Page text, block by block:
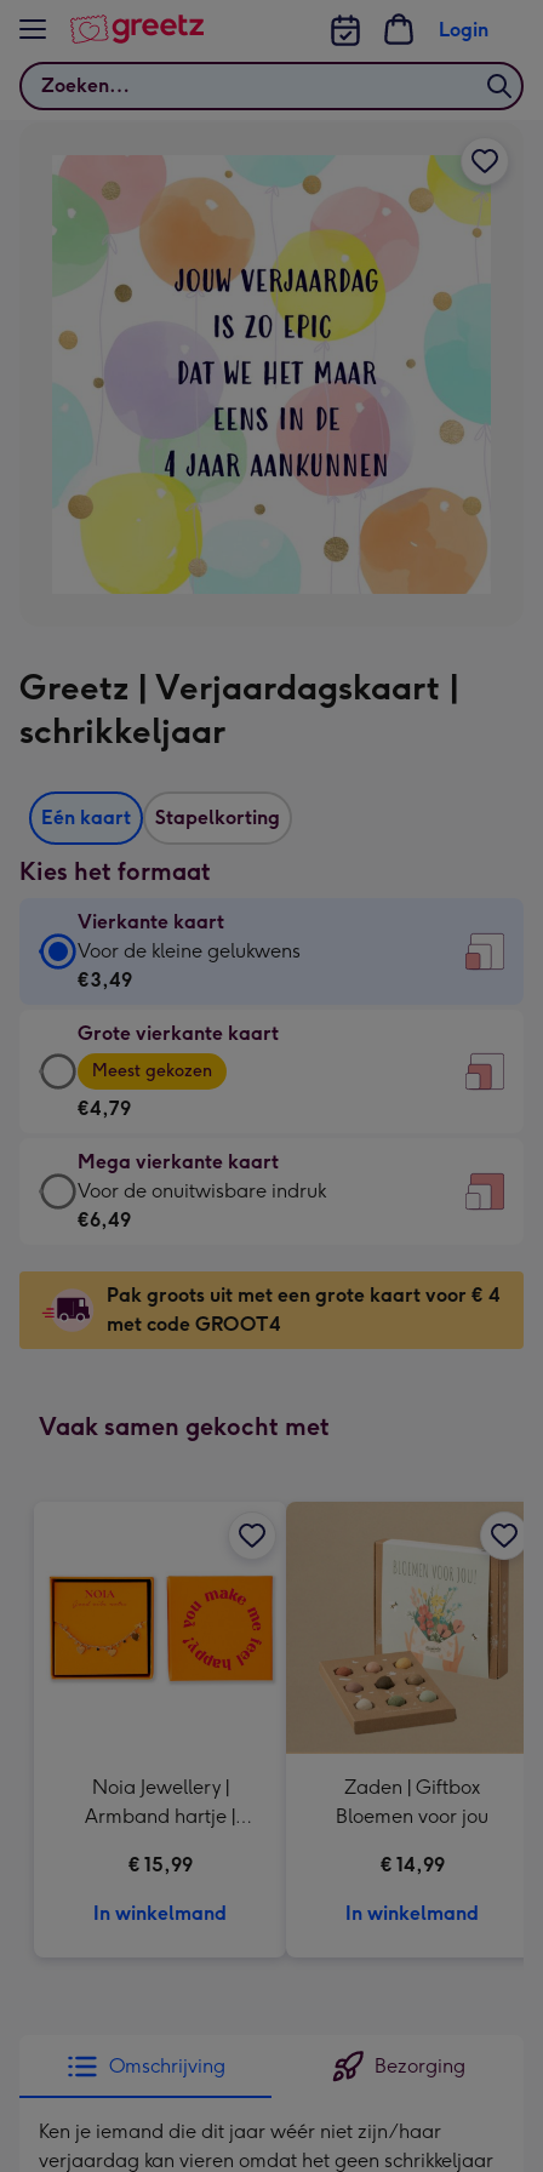
Bekijk meer
Zoeken
Login
Greetz | Verjaardagskaart |
schrikkeljaar
Eén kaart Stapelkorting
Kies het formaat
Vierkante kaart
Vierkante
kaart
€3,49
-
Voor
kleine
gelukwens
-
130
x
130
mm
Voor de kleine gelukwens
€3,49
Grote vierkante kaart
Grote
vierkante
kaart
-
€4,79
-
Meest
-
Dimensions:
167
mm
Meest gekozen
€4,79
Mega vierkante kaart
Mega
vierkante
-
€6,49
-
onuitwisbare
240
Voor de onuitwisbare indruk
€6,49
Pak groots uit met een grote kaart voor € 4
met code GROOT4
Vaak samen gekocht met
Noia Jewellery |
Armband hartje |
€ 15,99
In winkelmand
Zaden | Giftbox
Bloemen voor jou
€ 14,99
In winkelmand
Omschrijving Bezorging
Ken je iemand die dit jaar wéér niet zijn/haar
verjaardag kan vieren omdat het geen schrikkeljaar